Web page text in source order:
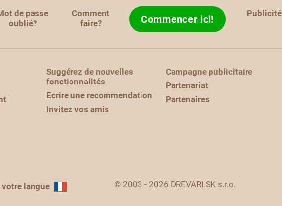
de passe
oublié?
Comment
faire?
Commencer ici! Publicité
Suggérez de nouvelles
fonctionnalités
Ecrire une recommendation
Invitez vos amis
Campagne publicitaire
Partenariat
Partenaires
langue © 2003 - 2026 DREVARI.SK s.r.o.